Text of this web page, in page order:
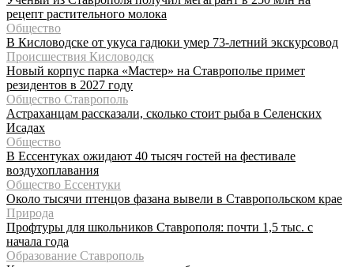
рецепт растительного молока
Общество
В Кисловодске от укуса гадюки умер 73-летний экскурсовод
Происшествия Кисловодск
Новый корпус парка «Мастер» на Ставрополье примет
резидентов в 2027 году
Общество Ставрополь
Астраханцам рассказали, сколько стоит рыба в Селенских
Исадах
Общество
В Ессентуках ожидают 40 тысяч гостей на фестивале
воздухоплавания
Общество Ессентуки
Около тысячи птенцов фазана вывели в Ставропольском крае
Природа
Профтуры для школьников Ставрополя: почти 1,5 тыс. с
начала года
Образование Ставрополь